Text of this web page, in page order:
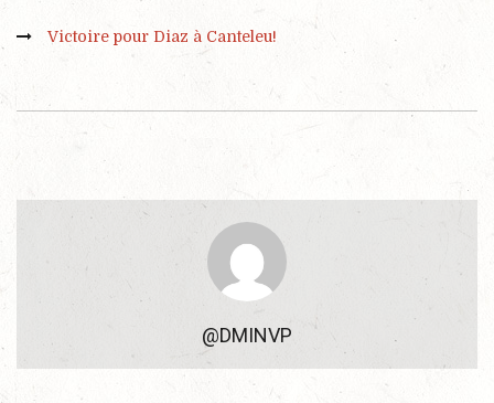
Victoire pour Diaz à Canteleu!
@DMINVP